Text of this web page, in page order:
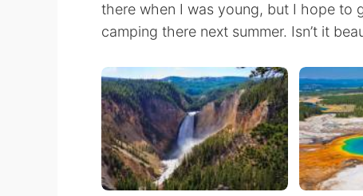
there when I was young, but I hope to
camping there next summer. Isn’t it